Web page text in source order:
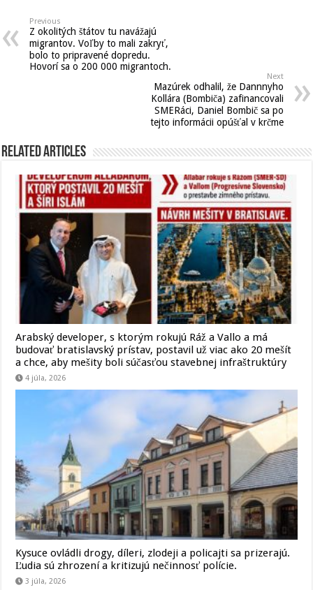
Previous
Z okolitých štátov tu navážajú
migrantov. Voľby to mali zakryť,
bolo to pripravené dopredu.
Hovorí sa o 200 000 migrantoch.
Next
Mazúrek odhalil, že Dannnyho
Kollára (Bombiča) zafinancovali
SMERáci, Daniel Bombič sa po
tejto informácii opúšťal v krčme
Related Articles
Arabský developer, s ktorým rokujú Ráž a Vallo a má
budovať bratislavský prístav, postavil už viac ako 20 mešít
a chce, aby mešity boli súčasťou stavebnej infraštruktúry
4 júla, 2026
Kysuce ovládli drogy, díleri, zlodeji a policajti sa prizerajú.
Ľudia sú zhrození a kritizujú nečinnosť polície.
3 júla, 2026